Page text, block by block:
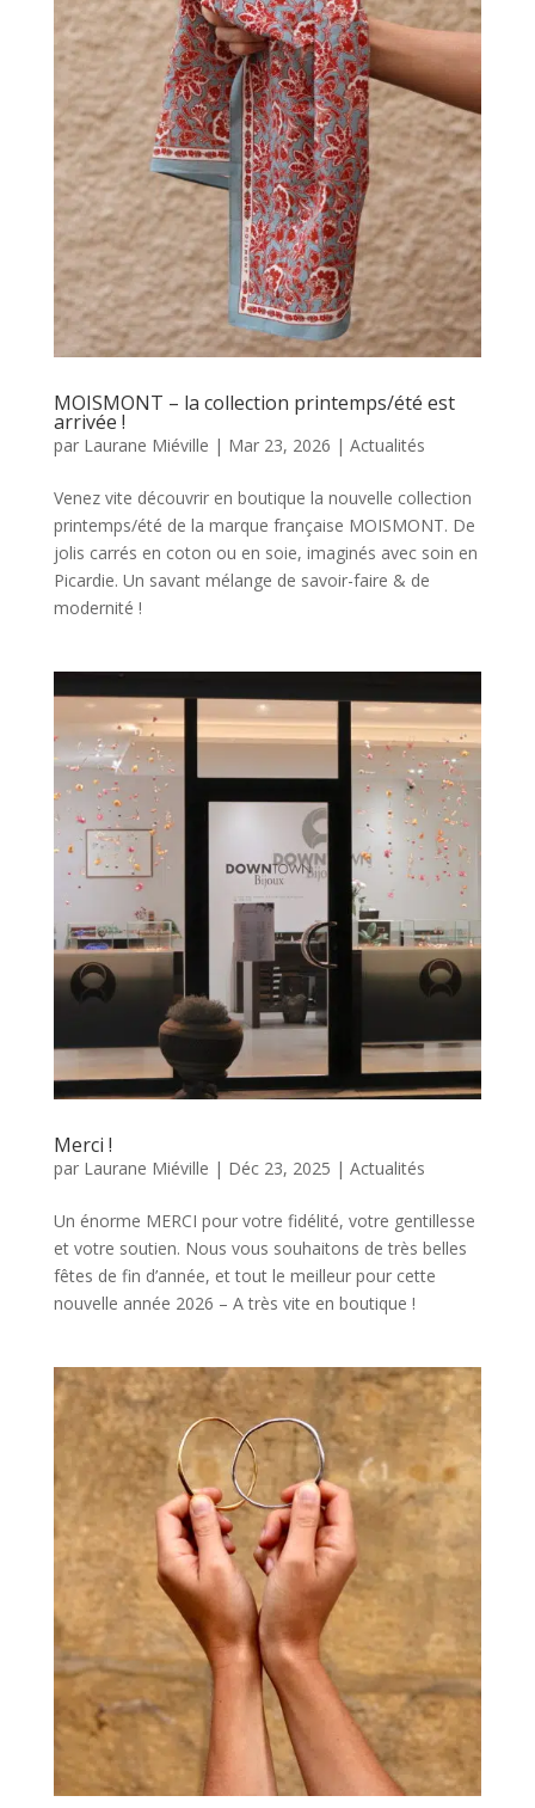
SAMEDI
09h00 – 17h00
Neuchâtel :+41 32 724 71 24
Chaux-de-Fonds :+41 32 968 13 28
MOISMONT – la collection printemps/été est
arrivée !
par Laurane Miéville | Mar 23, 2026 | Actualités
Venez vite découvrir en boutique la nouvelle collection
printemps/été de la marque française MOISMONT. De
jolis carrés en coton ou en soie, imaginés avec soin en
Picardie. Un savant mélange de savoir-faire & de
modernité !
Merci !
par Laurane Miéville | Déc 23, 2025 | Actualités
Un énorme MERCI pour votre fidélité, votre gentillesse
et votre soutien. Nous vous souhaitons de très belles
fêtes de fin d’année, et tout le meilleur pour cette
nouvelle année 2026 – A très vite en boutique !